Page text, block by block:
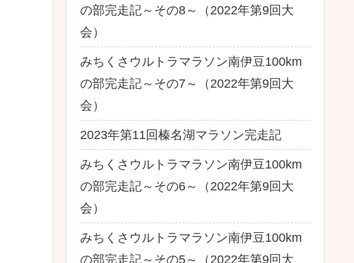
の部完走記～その8～（2022年第9回大
会）
みちくさウルトラマラソン南伊豆100km
の部完走記～その7～（2022年第9回大
会）
2023年第11回榛名湖マラソン完走記
みちくさウルトラマラソン南伊豆100km
の部完走記～その6～（2022年第9回大
会）
みちくさウルトラマラソン南伊豆100km
の部完走記～その5～（2022年第9回大